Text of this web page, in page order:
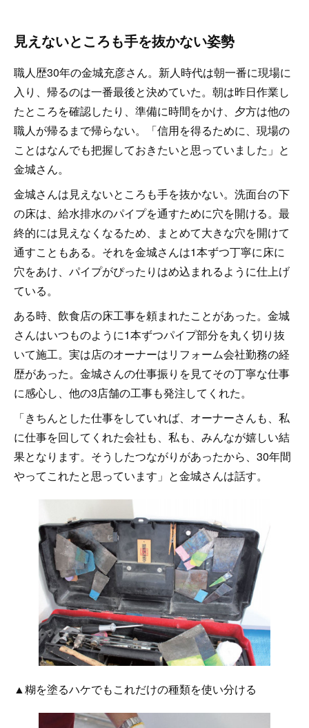
見えないところも手を抜かない姿勢
職人歴30年の金城充彦さん。新人時代は朝一番に現場に
入り、帰るのは一番最後と決めていた。朝は昨日作業し
たところを確認したり、準備に時間をかけ、夕方は他の
職人が帰るまで帰らない。「信用を得るために、現場の
ことはなんでも把握しておきたいと思っていました」と
金城さん。
金城さんは見えないところも手を抜かない。洗面台の下
の床は、給水排水のパイプを通すために穴を開ける。最
終的には見えなくなるため、まとめて大きな穴を開けて
通すこともある。それを金城さんは1本ずつ丁寧に床に
穴をあけ、パイプがぴったりはめ込まれるように仕上げ
ている。
ある時、飲食店の床工事を頼まれたことがあった。金城
さんはいつものように1本ずつパイプ部分を丸く切り抜
いて施工。実は店のオーナーはリフォーム会社勤務の経
歴があった。金城さんの仕事振りを見てその丁寧な仕事
に感心し、他の3店舗の工事も発注してくれた。
「きちんとした仕事をしていれば、オーナーさんも、私
に仕事を回してくれた会社も、私も、みんなが嬉しい結
果となります。そうしたつながりがあったから、30年間
やってこれたと思っています」と金城さんは話す。
▲糊を塗るハケでもこれだけの種類を使い分ける